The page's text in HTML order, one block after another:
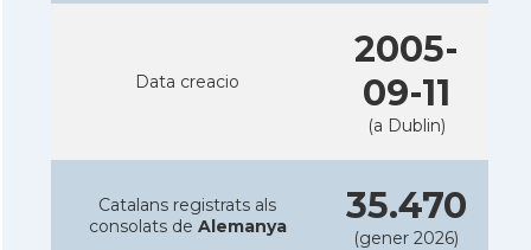
Data creacio
2005-
09-11
(a Dublin)
Catalans registrats als
consolats de Alemanya 35.470
(gener 2026)